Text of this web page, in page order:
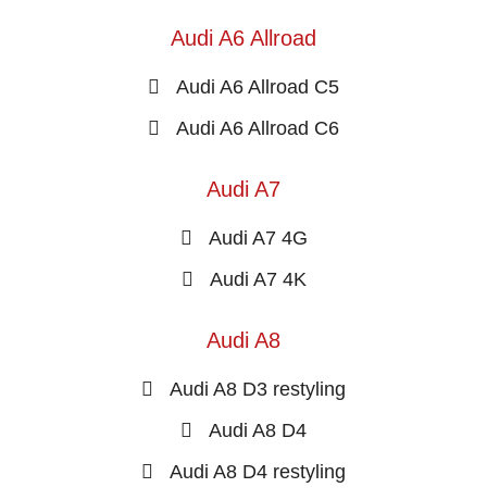
Audi A6 Allroad
Audi A6 Allroad C5
Audi A6 Allroad C6
Audi A7
Audi A7 4G
Audi A7 4K
Audi A8
Audi A8 D3 restyling
Audi A8 D4
Audi A8 D4 restyling